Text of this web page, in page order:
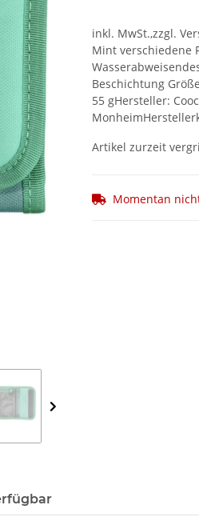
inkl. MwSt.,zzgl.
Mint verschiedene
Beschichtung
55 gHersteller:
Artikel zurzeit
Momentan